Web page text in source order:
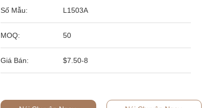
Số Mẫu: L1503A
MOQ: 50
Giá Bán: $7.50-8